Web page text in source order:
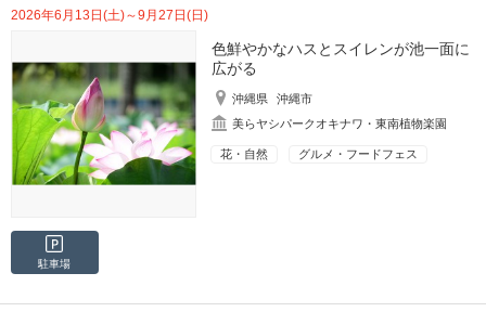
2026年6月13日(土)～9月27日(日)
色鮮やかなハスとスイレンが池一面に
広がる
沖縄県
沖縄市
美らヤシパークオキナワ・東南植物楽園
花・自然 グルメ・フードフェス
駐車場